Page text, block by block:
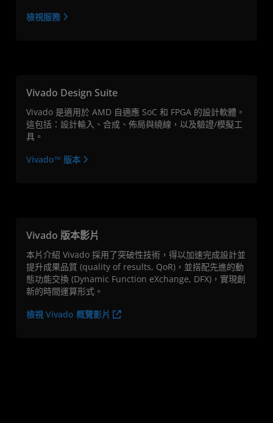
檢視服務
Vivado Design Suite
Vivado 是適用於 AMD 自適應 SoC 和 FPGA 的設計軟體。
這包括：設計輸入、合成、佈局與繞線，以及驗證/模擬工
具。
Vivado™ 版本
Vivado 版本影片
本片介紹 Vivado 採用了突破性技術，得以加速完成設計並
提升成果品質 (quality of results, QoR)，並搭配先進的動
態功能交換 (Dynamic Function eXchange, DFX)，實現創
新的時間運算形式。
檢視 Vivado 概覽影片